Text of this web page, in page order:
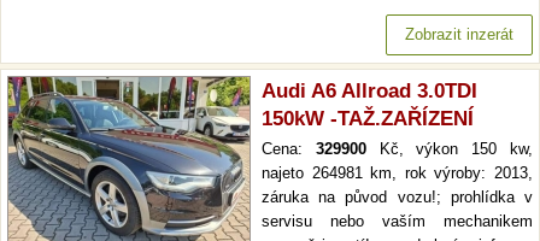
Zobrazit inzerát
Audi A6 Allroad 3.0TDI
150kW -TAŽ.ZAŘÍZENÍ
Cena: 329900Kč, výkon 150 kw,
najeto 264981 km, rok výroby: 2013,
záruka na původ vozu!; prohlídka v
servisu nebo vaším mechanikem